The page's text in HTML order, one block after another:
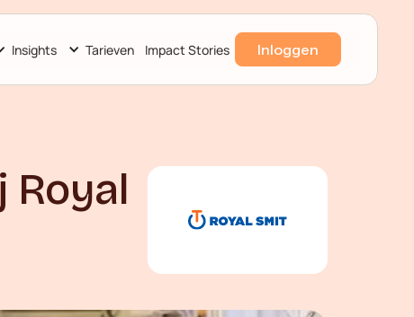
Insights Tarieven Impact Stories Inloggen
Royal